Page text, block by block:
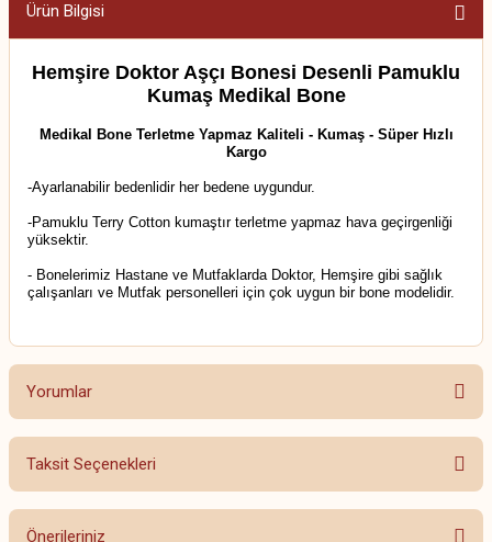
Ürün Bilgisi
Hemşire Doktor Aşçı Bonesi Desenli Pamuklu
Kumaş Medikal Bone
Medikal Bone Terletme Yapmaz Kaliteli - Kumaş - Süper Hızlı
Kargo
-Ayarlanabilir bedenlidir her bedene uygundur.
-Pamuklu Terry Cotton kumaştır terletme yapmaz hava geçirgenliği
yüksektir.
- Bonelerimiz Hastane ve Mutfaklarda Doktor, Hemşire gibi sağlık
çalışanları ve Mutfak personelleri için çok uygun bir bone modelidir.
Yorumlar
Bu ürüne ilk yorumu siz yapın!
Taksit Seçenekleri
Önerileriniz